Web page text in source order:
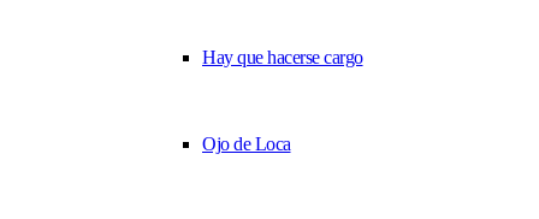
Hay que hacerse cargo
Ojo de Loca